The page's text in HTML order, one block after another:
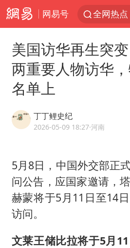
网易号 全网热
美国访华再生突
两重要人物访华
名单上
丁丁鲤史纪
2026-05-09 18:27·河南
5月8日，中国外交部正
问公告，应国家邀请，
赫蒙将于5月11日至14
访问。
文莱王储比拉将于5月